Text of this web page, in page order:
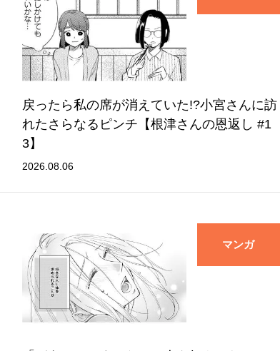
戻ったら私の席が消えていた!?小宮さんに訪
れたさらなるピンチ【根津さんの恩返し #1
3】
2026.08.06
マンガ